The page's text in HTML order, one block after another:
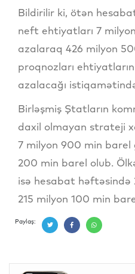
Bildirilir ki, ötən
neft ehtiyatları 7
azalaraq 426 milyon
proqnozları
azalacağı
Birləşmiş Ştatların
daxil olmayan strateji
7 milyon 900 min barel
200 min barel olub.
isə hesabat
215 milyon 100 min
Paylaş: